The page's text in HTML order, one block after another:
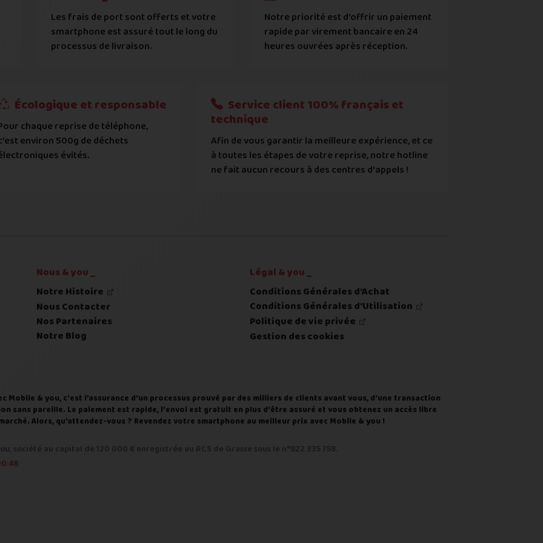
dans l'état dans lequel vous l'avez décrit ci-dessus !
de votre appareil :
vérifié par notre atelier
et l'état expertisé fera l'objet d'une contre-offre ou du renvoi du produit
plus tard
d'identité sera effectuée
jailbreakés ou rootés / black et greylistés / non européens ou contrefaits
d'achat
Les frais de port sont offerts et votre
smartphone est assuré tout le long du
processus de livraison.
Notre priorité est d’offrir un paiement
rapide par virement bancaire en 24
heures ouvrées après réception.
Écologique et responsable
chaque reprise de téléphone,
environ 500g de déchets
évités.
Service client 100% français et
technique
Afin de vous garantir la meilleure expérience, et ce
à toutes les étapes de votre reprise, notre hotline
ne fait aucun recours à des centres d'appels !
Nous & you _
Notre Histoire
Nous Contacter
Nos Partenaires
Notre Blog
Légal & you _
Conditions Générales d'Achat
Conditions Générales d'Utilisation
Politique de vie privée
Gestion des cookies
Mobile & you, c'est l'assurance d'un processus prouvé par des milliers de clients avant vous, d'une transaction
sans pareille. Le paiement est rapide, l'envoi est gratuit en plus d'être assuré et vous obtenez un accès libre
Alors, qu'attendez-vous ? Revendez votre smartphone au meilleur prix avec Mobile & you !
société au capital de 120 000 € enregistrée au RCS de Grasse sous le n°822 335 758.